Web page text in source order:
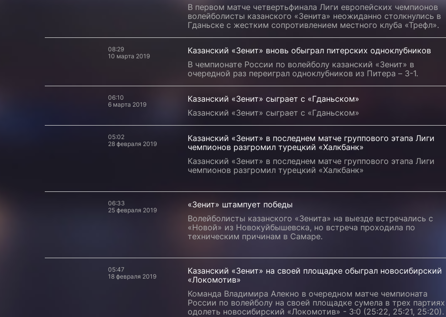
В первом матче четвертьфинала Лиги европейских чемпионов
волейболисты казанского «Зенита» неожиданно столкнулись в
Гданьске с жестким сопротивлением местного клуба «Трефл».
08:29
10 марта 2019
Казанский «Зенит» вновь обыграл питерских одноклубников
В чемпионате России по волейболу казанский «Зенит» в
очередной раз переиграл одноклубников из Питера – 3-1.
06:10
6 марта 2019
Казанский «Зенит» сыграет с «Гданьском»
Казанский «Зенит» сыграет с «Гданьском»
05:02
28 февраля 2019
Казанский «Зенит» в последнем матче группового этапа Лиги
чемпионов разгромил турецкий «Халкбанк»
Казанский «Зенит» в последнем матче группового этапа Лиги
чемпионов разгромил турецкий «Халкбанк»
06:33
25 февраля 2019
«Зенит» штампует победы
Волейболисты казанского «Зенита» на выезде встречались с
«Новой» из Новокуйбышевска, но встреча проходила по
техническим причинам в Самаре.
05:47
18 февраля 2019
Казанский «Зенит» на своей площадке обыграл новосибирский
«Локомотив»
Команда Владимира Алекно в очередном матче чемпионата
России по волейболу на своей площадке сумела в трех партиях
одолеть новосибирский «Локомотив» - 3:0 (25:22, 25:21, 25:20).